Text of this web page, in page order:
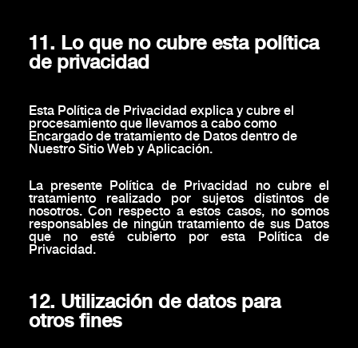
11. Lo que no cubre esta política
de privacidad
Esta Política de Privacidad explica y cubre el
procesamiento que llevamos a cabo como
Encargado de tratamiento de Datos dentro de
Nuestro Sitio Web y Aplicación.
La presente Política de Privacidad no cubre el
tratamiento realizado por sujetos distintos de
nosotros. Con respecto a estos casos, no somos
responsables de ningún tratamiento de sus Datos
que no esté cubierto por esta Política de
Privacidad.
12. Utilización de datos para
otros fines